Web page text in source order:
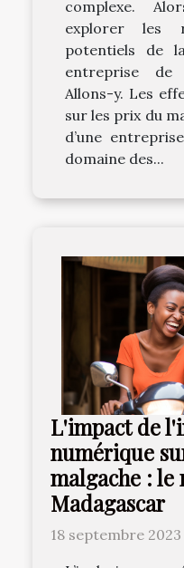
complexe.
explorer les
potentiels de
entreprise de
Allons-y. Les
sur les prix du
d’une
domaine des...
L'impact de
numérique
malgache : le
Madagascar
18 septembre 2023